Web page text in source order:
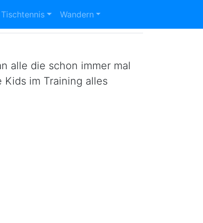
Tischtennis Wandern
alle die schon immer mal
im Training alles